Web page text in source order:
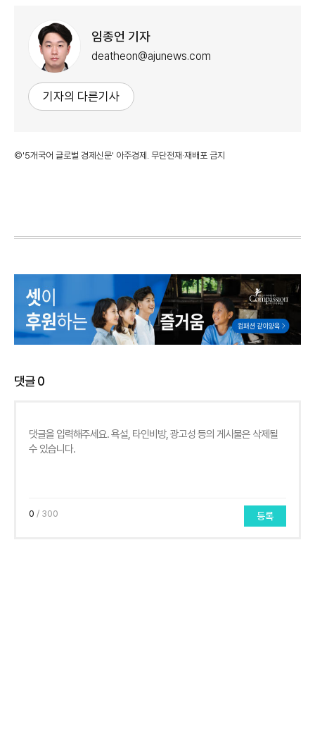
임종언 기자
deatheon@ajunews.com
기자의 다른기사
©'5개국어 글로벌 경제신문' 아주경제. 무단전재·재배포 금지
댓글0
0 / 300 등록